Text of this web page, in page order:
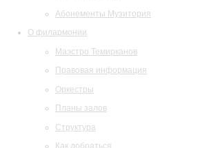
Абонементы Музитория
О филармонии
Маэстро Темирканов
Правовая информация
Оркестры
Планы залов
Структура
Как добраться